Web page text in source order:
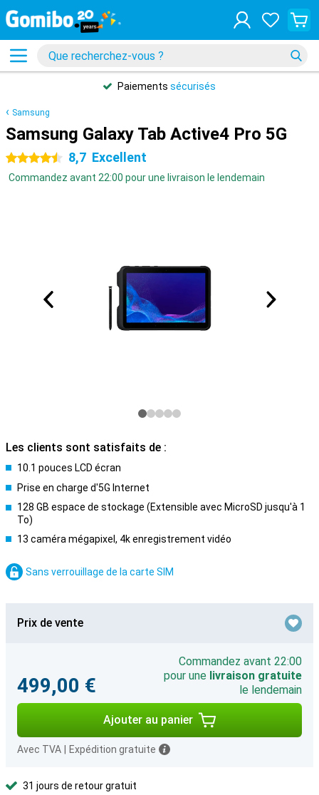
Paiements sécurisés
Samsung
Samsung Galaxy Tab Active4 Pro 5G
4.5 étoiles 8,7 Excellent
Commandez avant 22:00 pour une livraison le lendemain
Les clients sont satisfaits de :
10.1 pouces LCD écran
Prise en charge d'5G Internet
128 GB espace de stockage (Extensible avec MicroSD jusqu'à 1
To)
13 caméra mégapixel, 4k enregistrement vidéo
Sans verrouillage de la carte SIM
Prix de vente
499,00 €
Commandez avant 22:00
pour une livraison gratuite
le lendemain
Ajouter au panier
Avec TVA Expédition gratuite
31 jours de retour gratuit